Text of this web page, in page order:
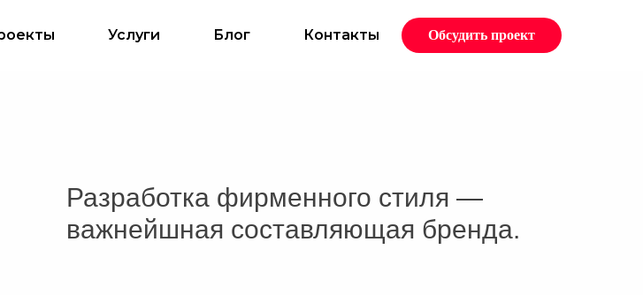
Услуги Блог Контакты Обсудить проект
Разработка фирменного стиля —
важнейшная составляющая бренда.